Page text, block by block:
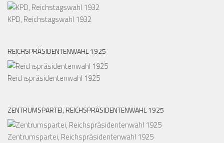
KPD, Reichstagswahl 1932
REICHSPRÄSIDENTENWAHL 1925
Reichspräsidentenwahl 1925
ZENTRUMSPARTEI, REICHSPRÄSIDENTENWAHL 1925
Zentrumspartei, Reichspräsidentenwahl 1925